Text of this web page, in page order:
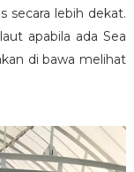
secara lebih dekat.
apabila ada Sea
di bawa melihat